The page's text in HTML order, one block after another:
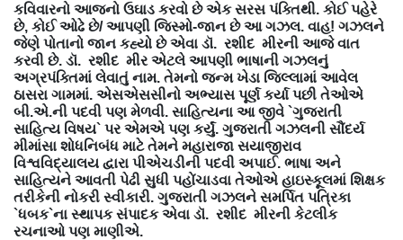
કવિવારનો આજનો ઉઘાડ કરવો છે એક સરસ પંક્તિથી. કોઈ પહેરે
છે, કોઈ ઓઢે છે/ આપણી જિસ્મો-જાન છે આ ગઝલ. વાહ! ગઝલને
જેણે પોતાનો જાન કહ્યો છે એવા ડૉ. રશીદ મીરની આજે વાત
કરવી છે. ડૉ. રશીદ મીર એટલે આપણી ભાષાની ગઝલનું
અગ્રપંક્તિમાં લેવાતું નામ. તેમનો જન્મ ખેડા જિલ્લામાં આવેલ
ઠાસરા ગામમાં. એસએસસીનો અભ્યાસ પૂર્ણ કર્યા પછી તેઓએ
બી.એ.ની પદવી પણ મેળવી. સાહિત્યના આ જીવે `ગુજરાતી
સાહિત્ય વિષય` પર એમએ પણ કર્યું. ગુજરાતી ગઝલની સૌંદર્ય
મીમાંસા શોધનિબંધ માટે તેમને મહારાજા સયાજીરાવ
વિશ્વવિદ્યાલય દ્વારા પીએચડીની પદવી અપાઈ. ભાષા અને
સાહિત્યને આવતી પેઢી સુધી પહોંચાડવા તેઓએ હાઇસ્કૂલમાં શિક્ષક
તરીકેની નોકરી સ્વીકારી. ગુજરાતી ગઝલને સમર્પિત પત્રિકા
`ધબક`ના સ્થાપક સંપાદક એવા ડૉ. રશીદ મીરની કેટલીક
રચનાઓ પણ માણીએ.